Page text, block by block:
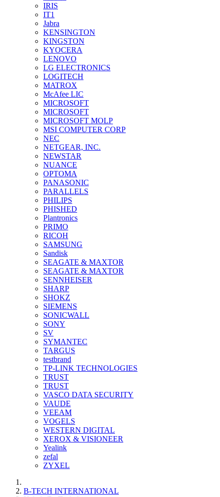
IRIS
IT1
Jabra
KENSINGTON
KINGSTON
KYOCERA
LENOVO
LG ELECTRONICS
LOGITECH
MATROX
McAfee LIC
MICROSOFT
MICROSOFT
MICROSOFT MOLP
MSI COMPUTER CORP
NEC
NETGEAR, INC.
NEWSTAR
NUANCE
OPTOMA
PANASONIC
PARALLELS
PHILIPS
PHISHED
Plantronics
PRIMO
RICOH
SAMSUNG
Sandisk
SEAGATE & MAXTOR
SEAGATE & MAXTOR
SENNHEISER
SHARP
SHOKZ
SIEMENS
SONICWALL
SONY
SV
SYMANTEC
TARGUS
testbrand
TP-LINK TECHNOLOGIES
TRUST
TRUST
VASCO DATA SECURITY
VAUDE
VEEAM
VOGELS
WESTERN DIGITAL
XEROX & VISIONEER
Yealink
zefal
ZYXEL
B-TECH INTERNATIONAL